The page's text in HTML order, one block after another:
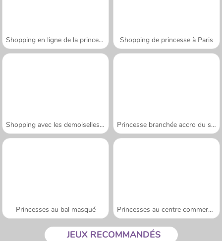
Shopping en ligne de la princesse Shopping de princesse à Paris
Shopping avec les demoiselles d'honneur Princesse branchée accro du shopping
Princesses au bal masqué Princesses au centre commercial
JEUX RECOMMANDÉS